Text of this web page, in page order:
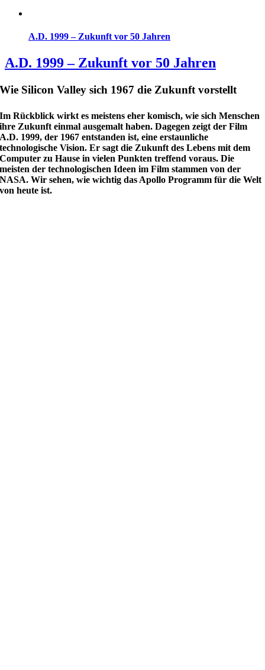
A.D. 1999 – Zukunft vor 50 Jahren
A.D. 1999 – Zukunft vor 50 Jahren
Wie Silicon Valley sich 1967 die Zukunft vorstellt
Im Rückblick wirkt es meistens eher komisch, wie sich Menschen
ihre Zukunft einmal ausgemalt haben. Dagegen zeigt der Film
A.D. 1999, der 1967 entstanden ist, eine erstaunliche
technologische Vision. Er sagt die Zukunft des Lebens mit dem
Computer zu Hause in vielen Punkten treffend voraus. Die
meisten der technologischen Ideen im Film stammen von der
NASA. Wir sehen, wie wichtig das Apollo Programm für die Welt
von heute ist.